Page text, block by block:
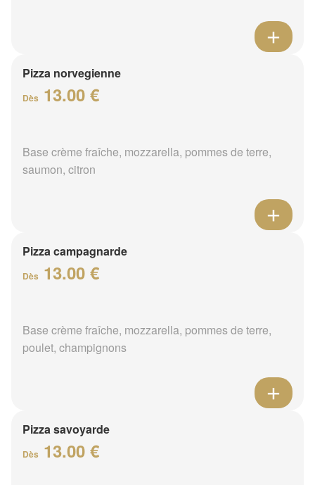
Pizza norvegienne
Dès 13.00 €
Base crème fraîche, mozzarella, pommes de terre,
saumon, citron
Pizza campagnarde
Dès 13.00 €
Base crème fraîche, mozzarella, pommes de terre,
poulet, champignons
Pizza savoyarde
Dès 13.00 €